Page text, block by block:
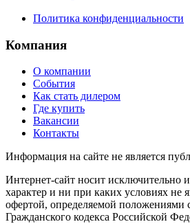
Политика конфиденциальности
Компания
О компании
События
Как стать дилером
Где купить
Вакансии
Контакты
Информация на сайте не является
Интернет-сайт носит исключительно
характер и ни при каких условиях не
офертой, определяемой положениями
Гражданского кодекса Российской